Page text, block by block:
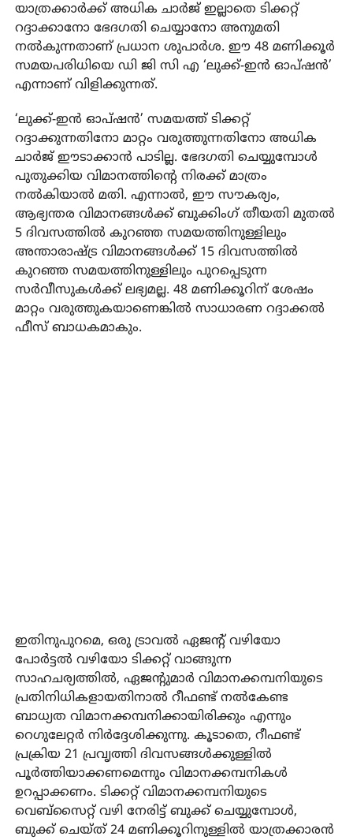
യാത്രക്കാർക്ക് അധിക ചാർജ് ഇല്ലാതെ ടിക്കറ്റ്
റദ്ദാക്കാനോ ഭേദഗതി ചെയ്യാനോ അനുമതി
നൽകുന്നതാണ് പ്രധാന ശുപാർശ. ഈ 48 മണിക്കൂർ
സമയപരിധിയെ ഡി ജി സി എ ‘ലുക്ക്-ഇൻ ഓപ്ഷൻ’
എന്നാണ് വിളിക്കുന്നത്.
‘ലുക്ക്-ഇൻ ഓപ്ഷൻ’ സമയത്ത് ടിക്കറ്റ്
റദ്ദാക്കുന്നതിനോ മാറ്റം വരുത്തുന്നതിനോ അധിക
ചാർജ് ഈടാക്കാൻ പാടില്ല. ഭേദഗതി ചെയ്യുമ്പോൾ
പുതുക്കിയ വിമാനത്തിന്റെ നിരക്ക് മാത്രം
നൽകിയാൽ മതി. എന്നാൽ, ഈ സൗകര്യം,
ആഭ്യന്തര വിമാനങ്ങൾക്ക് ബുക്കിംഗ് തീയതി മുതൽ
5 ദിവസത്തിൽ കുറഞ്ഞ സമയത്തിനുള്ളിലും
അന്താരാഷ്ട്ര വിമാനങ്ങൾക്ക് 15 ദിവസത്തിൽ
കുറഞ്ഞ സമയത്തിനുള്ളിലും പുറപ്പെടുന്ന
സർവീസുകൾക്ക് ലഭ്യമല്ല. 48 മണിക്കൂറിന് ശേഷം
മാറ്റം വരുത്തുകയാണെങ്കിൽ സാധാരണ റദ്ദാക്കൽ
ഫീസ് ബാധകമാകും.
ഇതിനുപുറമെ, ഒരു ട്രാവൽ ഏജന്റ് വഴിയോ
പോർട്ടൽ വഴിയോ ടിക്കറ്റ് വാങ്ങുന്ന
സാഹചര്യത്തിൽ, ഏജന്റുമാർ വിമാനക്കമ്പനിയുടെ
പ്രതിനിധികളായതിനാൽ റീഫണ്ട് നൽകേണ്ട
ബാധ്യത വിമാനക്കമ്പനിക്കായിരിക്കും എന്നും
റെഗുലേറ്റർ നിർദ്ദേശിക്കുന്നു. കൂടാതെ, റീഫണ്ട്
പ്രക്രിയ 21 പ്രവൃത്തി ദിവസങ്ങൾക്കുള്ളിൽ
പൂർത്തിയാക്കണമെന്നും വിമാനക്കമ്പനികൾ
ഉറപ്പാക്കണം. ടിക്കറ്റ് വിമാനക്കമ്പനിയുടെ
വെബ്‌സൈറ്റ് വഴി നേരിട്ട് ബുക്ക് ചെയ്യുമ്പോൾ,
ബുക്ക് ചെയ്ത് 24 മണിക്കൂറിനുള്ളിൽ യാത്രക്കാരൻ